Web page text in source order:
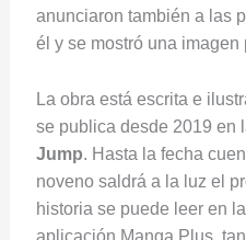
anunciaron también a las
él y se mostró una imagen
La obra está escrita e
se publica desde 2019 en
Jump. Hasta la fecha
noveno saldrá a la luz el
historia se puede leer en
aplicación Manga Plus,